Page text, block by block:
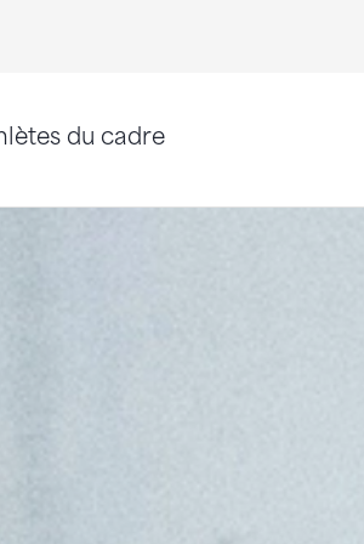
le plan du site sans JavaScript.
du cadre